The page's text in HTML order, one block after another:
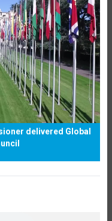
delivered Global